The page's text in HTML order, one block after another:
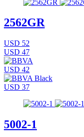
2562GR
USD 52
USD 47
USD 42
USD 37
5002-1